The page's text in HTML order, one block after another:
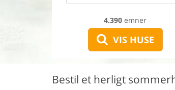
4.390 emner
VIS HUSE
Bestil et herligt